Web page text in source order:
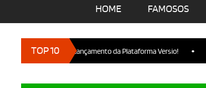
HOME FAMOSOS
TOP 10
presença no Lançamento da Plataforma Versio!